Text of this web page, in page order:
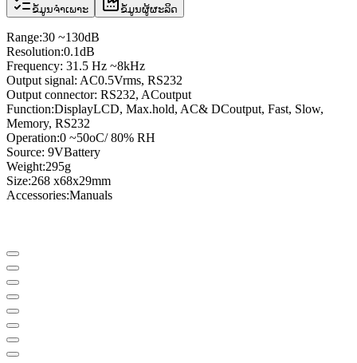
ຂໍ້ມູນຈຳເພາະ ຂໍ້ມູນຜູ້ຜະລິດ
Range:30 ~130dB
Resolution:0.1dB
Frequency: 31.5 Hz ~8kHz
Output signal: AC0.5Vrms, RS232
Output connector: RS232, ACoutput
Function:DisplayLCD, Max.hold, AC& DCoutput, Fast, Slow,
Memory, RS232
Operation:0 ~50oC/ 80% RH
Source: 9VBattery
Weight:295g
Size:268 x68x29mm
Accessories:Manuals